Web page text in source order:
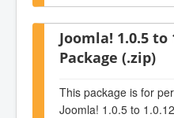
Joomla! 1.0.5 to
Package (.zip)
This package is for
Joomla! 1.0.5 to 1.0.12